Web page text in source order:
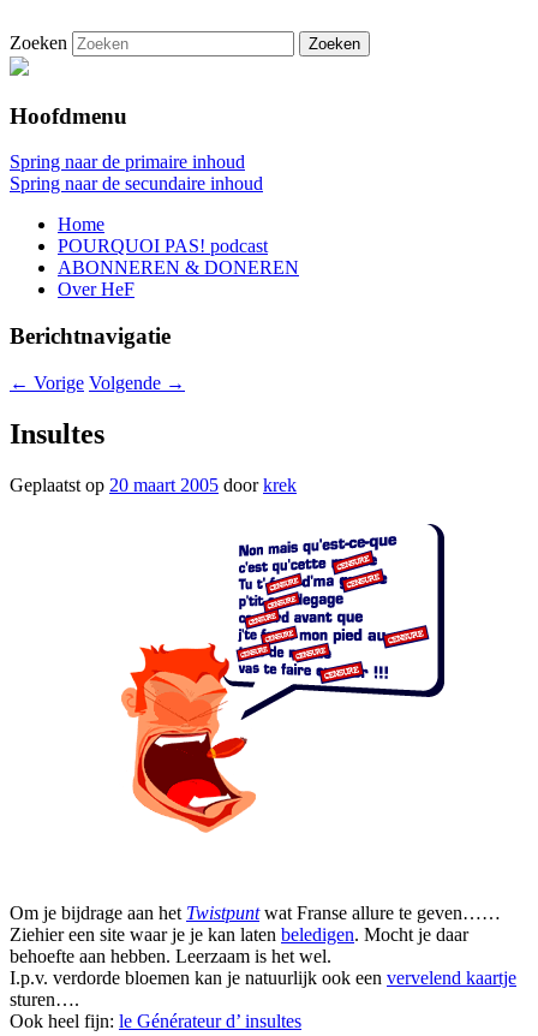
Hollandais en France
De gezelligste website voor Nederlanders
die iets met Frankrijk hebben
Zoeken
Hoofdmenu
Spring naar de primaire inhoud
Spring naar de secundaire inhoud
Home
POURQUOI PAS! podcast
ABONNEREN & DONEREN
Over HeF
Berichtnavigatie
← Vorige Volgende →
Insultes
Geplaatst op 20 maart 2005 doorkrek
Om je bijdrage aan het Twistpuntwat Franse allure te geven……
Ziehier een site waar je je kan laten beledigen. Mocht je daar
behoefte aan hebben. Leerzaam is het wel.
I.p.v. verdorde bloemen kan je natuurlijk ook een vervelend kaartje
sturen….
Ook heel fijn: le Générateur d’ insultes